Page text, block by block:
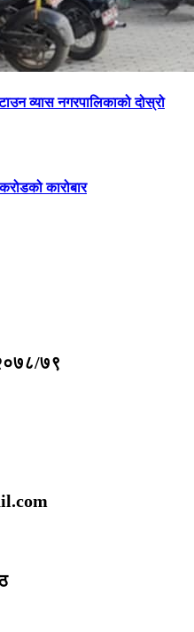
व्यास नगरपालिकाको दोस्रो
कारोबार
७९